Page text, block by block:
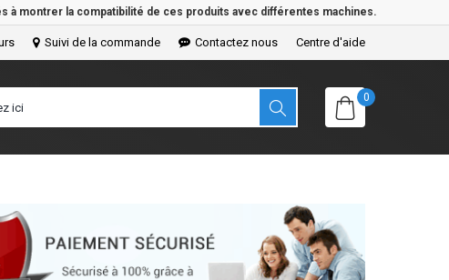
à montrer la compatibilité de ces produits avec différentes machines.
Suivi de la commande Contactez nous Centre d'aide
0